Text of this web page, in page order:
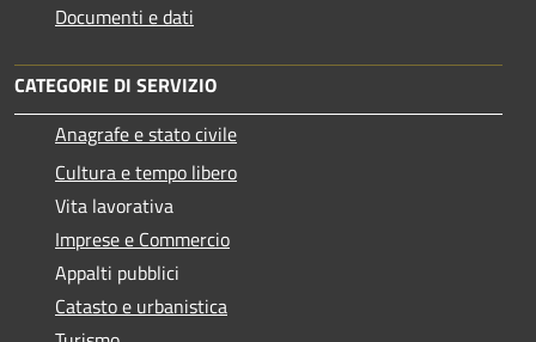
Documenti e dati
CATEGORIE DI SERVIZIO
Anagrafe e stato civile
Cultura e tempo libero
Vita lavorativa
Imprese e Commercio
Appalti pubblici
Catasto e urbanistica